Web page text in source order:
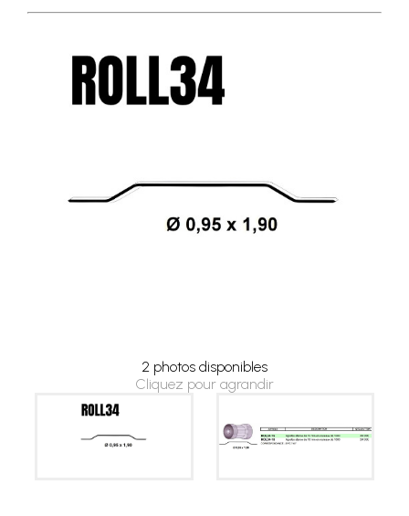
Achetez 4 sachets ou boîtes d'agrafes ou de pointes et
2 photos disponibles
Cliquez pour agrandir